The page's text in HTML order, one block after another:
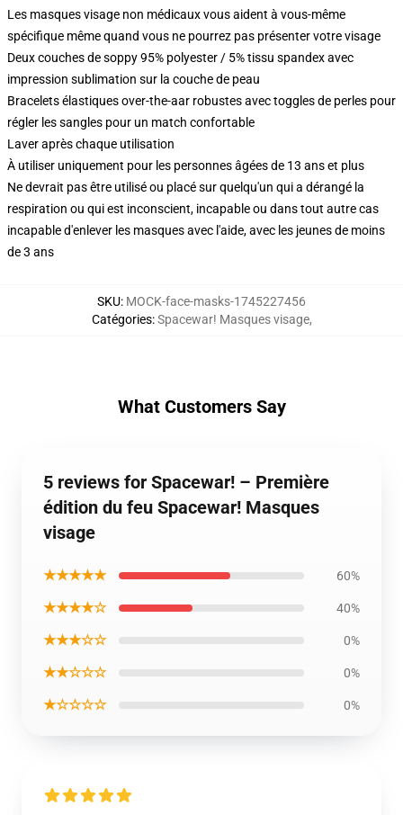
Les masques visage non médicaux vous aident à vous-même
spécifique même quand vous ne pourrez pas présenter votre visage
Deux couches de soppy 95% polyester / 5% tissu spandex avec
impression sublimation sur la couche de peau
Bracelets élastiques over-the-aar robustes avec toggles de perles pour
régler les sangles pour un match confortable
Laver après chaque utilisation
À utiliser uniquement pour les personnes âgées de 13 ans et plus
Ne devrait pas être utilisé ou placé sur quelqu'un qui a dérangé la
respiration ou qui est inconscient, incapable ou dans tout autre cas
incapable d'enlever les masques avec l'aide, avec les jeunes de moins
de 3 ans
SKU: MOCK-face-masks-1745227456
Catégories:Spacewar! Masques visage,
What Customers Say
5 reviews for Spacewar! – Première
édition du feu Spacewar! Masques
visage
★★★★★ 60%
★★★★☆ 40%
★★★☆☆ 0%
★★☆☆☆ 0%
★☆☆☆☆ 0%